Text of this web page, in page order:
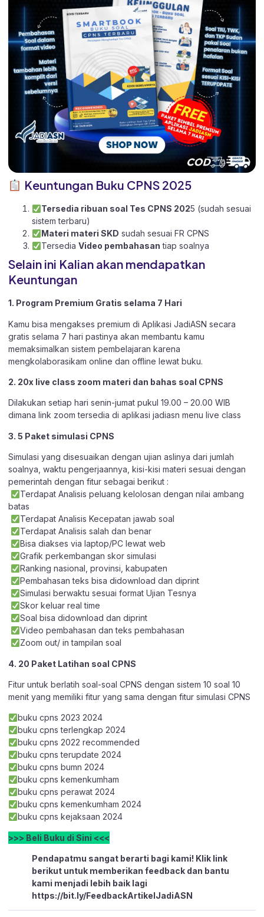
Keuntungan Buku CPNS 2025
Tersedia ribuan soal Tes CPNS 2025 (sudah sesuai
sistem terbaru)
Materi materi SKD sudah sesuai FR CPNS
Tersedia Video pembahasan tiap soalnya
Selain ini Kalian akan mendapatkan
Keuntungan
1. Program Premium Gratis selama 7 Hari
Kamu bisa mengakses premium di Aplikasi JadiASN secara
gratis selama 7 hari pastinya akan membantu kamu
memaksimalkan sistem pembelajaran karena
mengkolaborasikam online dan offline lewat buku.
2. 20x live class zoom materi dan bahas soal CPNS
Dilakukan setiap hari senin-jumat pukul 19.00 – 20.00 WIB
dimana link zoom tersedia di aplikasi jadiasn menu live class
3. 5 Paket simulasi CPNS
Simulasi yang disesuaikan dengan ujian aslinya dari jumlah
soalnya, waktu pengerjaannya, kisi-kisi materi sesuai dengan
pemerintah dengan fitur sebagai berikut :
Terdapat Analisis peluang kelolosan dengan nilai ambang
batas
Terdapat Analisis Kecepatan jawab soal
Terdapat Analisis salah dan benar
Bisa diakses via laptop/PC lewat web
Grafik perkembangan skor simulasi
Ranking nasional, provinsi, kabupaten
Pembahasan teks bisa didownload dan diprint
Simulasi berwaktu sesuai format Ujian Tesnya
Skor keluar real time
Soal bisa didownload dan diprint
Video pembahasan dan teks pembahasan
Zoom out/ in tampilan soal
4. 20 Paket Latihan soal CPNS
Fitur untuk berlatih soal-soal CPNS dengan sistem 10 soal 10
menit yang memiliki fitur yang sama dengan fitur simulasi CPNS
buku cpns 2023 2024
buku cpns terlengkap 2024
buku cpns 2022 recommended
buku cpns terupdate 2024
buku cpns bumn 2024
buku cpns kemenkumham
buku cpns perawat 2024
buku cpns kemenkumham 2024
buku cpns kejaksaan 2024
>>> Beli Buku di Sini <<<
Pendapatmu sangat berarti bagi kami! Klik link
berikut untuk memberikan feedback dan bantu
kami menjadi lebih baik lagi
https://bit.ly/FeedbackArtikelJadiASN